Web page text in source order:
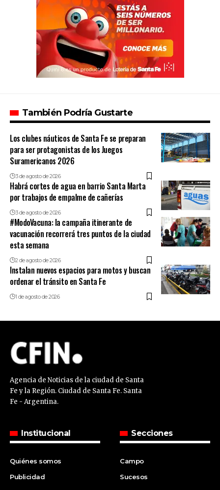
También Podría Gustarte
Los clubes náuticos de Santa Fe se preparan
para ser protagonistas de los Juegos
Suramericanos 2026
3 de agosto de 2026
Habrá cortes de agua en barrio Santa Marta
por trabajos de empalme de cañerías
3 de agosto de 2026
#ModoVacuna: la campaña itinerante de
vacunación recorrerá tres puntos de la ciudad
esta semana
2 de agosto de 2026
Instalan nuevos espacios para motos y buscan
ordenar el tránsito en Santa Fe
1 de agosto de 2026
Agencia de Noticias de la ciudad de Santa
Fe y la Región. Ciudad de Santa Fe. Santa
Fe - Argentina.
Institucional
Quiénes somos
Publicidad
Secciones
Campo
Sucesos